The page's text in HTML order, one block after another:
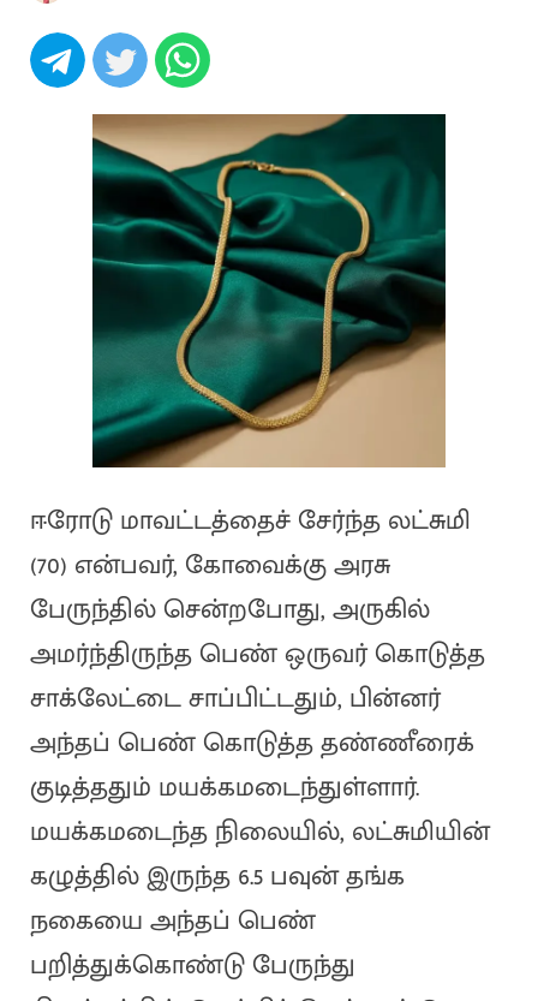
ஈரோடு மாவட்டத்தைச் சேர்ந்த லட்சுமி
(70) என்பவர், கோவைக்கு அரசு
பேருந்தில் சென்றபோது, அருகில்
அமர்ந்திருந்த பெண் ஒருவர் கொடுத்த
சாக்லேட்டை சாப்பிட்டதும், பின்னர்
அந்தப் பெண் கொடுத்த தண்ணீரைக்
குடித்ததும் மயக்கமடைந்துள்ளார்.
மயக்கமடைந்த நிலையில், லட்சுமியின்
கழுத்தில் இருந்த 6.5 பவுன் தங்க
நகையை அந்தப் பெண்
பறித்துக்கொண்டு பேருந்து